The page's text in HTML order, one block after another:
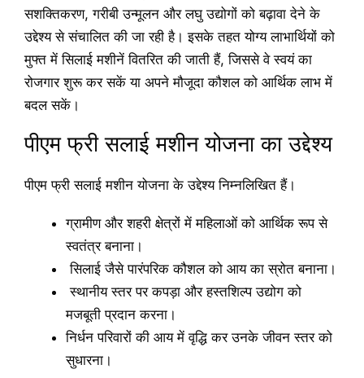
सशक्तिकरण, गरीबी उन्मूलन और लघु उद्योगों को बढ़ावा देने के
उद्देश्य से संचालित की जा रही है। इसके तहत योग्य लाभार्थियों को
मुफ्त में सिलाई मशीनें वितरित की जाती हैं, जिससे वे स्वयं का
रोजगार शुरू कर सकें या अपने मौजूदा कौशल को आर्थिक लाभ में
बदल सकें।
पीएम फ्री सलाई मशीन योजना का उद्देश्य
पीएम फ्री सलाई मशीन योजना के उद्देश्य निम्नलिखित हैं।
ग्रामीण और शहरी क्षेत्रों में महिलाओं को आर्थिक रूप से
स्वतंत्र बनाना।
सिलाई जैसे पारंपरिक कौशल को आय का स्रोत बनाना।
स्थानीय स्तर पर कपड़ा और हस्तशिल्प उद्योग को
मजबूती प्रदान करना।
निर्धन परिवारों की आय में वृद्धि कर उनके जीवन स्तर को
सुधारना।